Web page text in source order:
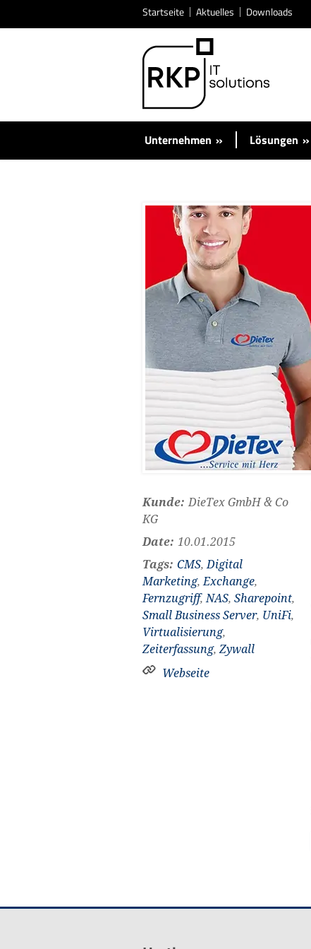
Startseite Aktuelles Downloads
Unternehmen » Lösungen »
Kunde: DieTex GmbH & Co
KG
Date: 10.01.2015
Tags: CMS,Digital
Marketing,Exchange,
Fernzugriff,NAS, Sharepoint,
Small Business Server, UniFi,
Virtualisierung,
Zeiterfassung,Zywall
Webseite